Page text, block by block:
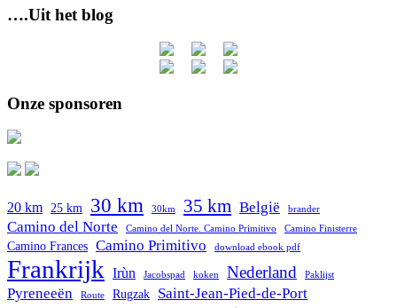
….Uit het blog
Onze sponsoren
20 km 25 km 30 km 30km 35 km België brander
Camino del Norte Camino del Norte. Camino Primitivo Camino Finisterre
Camino Frances Camino Primitivo download ebook pdf
Frankrijk Irùn Jacobspad koken Nederland Paklijst
Pyreneeën Route Rugzak Saint-Jean-Pied-de-Port